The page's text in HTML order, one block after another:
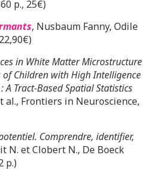
p., 25€)
, Nusbaum Fanny, Odile
in White Matter Microstructure
of Children with High Intelligence
A Tract-Based Spatial Statistics
al., Frontiers in Neuroscience,
Comprendre, identifier,
N. et Clobert N., De Boeck
p.)